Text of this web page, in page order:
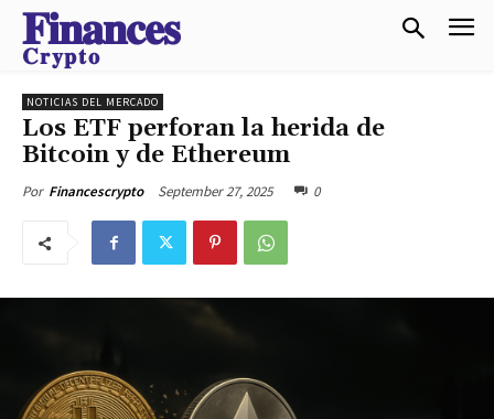
𝐅𝐢𝐧𝐚𝐧𝐜𝐞𝐬
𝐂𝐫𝐲𝐩𝐭𝐨
NOTICIAS DEL MERCADO
Los ETF perforan la herida de
Bitcoin y de Ethereum
Por Financescrypto September 27, 2025 0